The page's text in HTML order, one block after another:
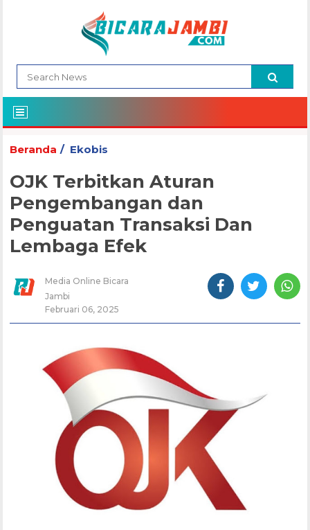
Beranda Ekobis
OJK Terbitkan Aturan
Pengembangan dan
Penguatan Transaksi Dan
Lembaga Efek
Media Online Bicara
Jambi
Februari 06, 2025